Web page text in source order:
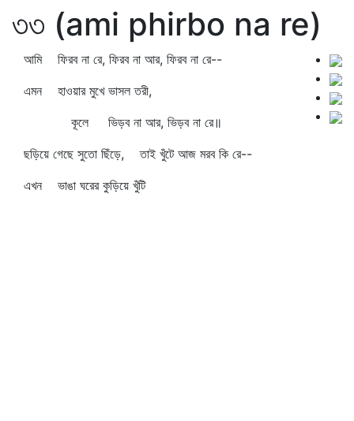
৩৩ (ami phirbo na re)
আমি ফিরব না রে, ফিরব না আর, ফিরব না রে--
এমন হাওয়ার মুখে ভাসল তরী,
কূলে ভিড়ব না আর, ভিড়ব না রে॥
ছড়িয়ে গেছে সুতো ছিঁড়ে, তাই খুঁটে আজ মরব কি রে--
এখন ভাঙা ঘরের কুড়িয়ে খুঁটি